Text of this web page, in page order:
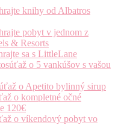
knihy od Albatros
pobyt v jednom z
& Resorts
sa s LittleLane
o 5 vankúšov s vašou
o Apetito bylinný sirup
o kompletné očné
120€
o víkendový pobyt vo